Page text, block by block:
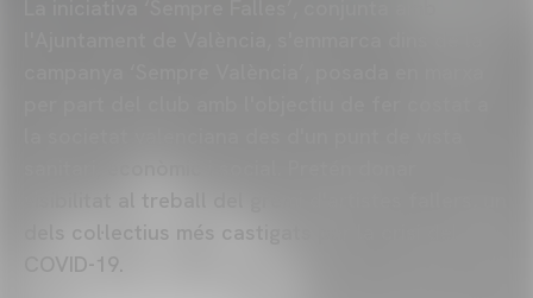
COVID-19.